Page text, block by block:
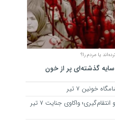
یا مردم را؟
گذشته‌ای پر از خون
خونین 7 تیر
تروریسم، نفوذ و انتقام‌گیری؛ واکاوی جنایت ۷ تیر